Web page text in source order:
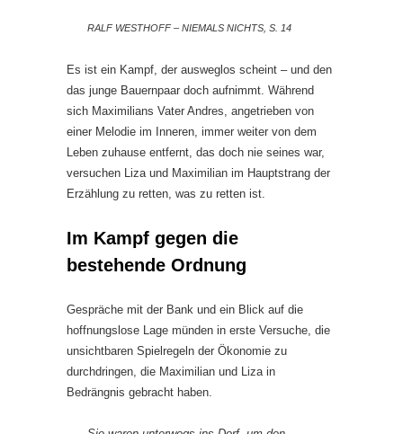
RALF WESTHOFF – NIEMALS NICHTS, S. 14
Es ist ein Kampf, der ausweglos scheint – und den
das junge Bauernpaar doch aufnimmt. Während
sich Maximilians Vater Andres, angetrieben von
einer Melodie im Inneren, immer weiter von dem
Leben zuhause entfernt, das doch nie seines war,
versuchen Liza und Maximilian im Hauptstrang der
Erzählung zu retten, was zu retten ist.
Im Kampf gegen die
bestehende Ordnung
Gespräche mit der Bank und ein Blick auf die
hoffnungslose Lage münden in erste Versuche, die
unsichtbaren Spielregeln der Ökonomie zu
durchdringen, die Maximilian und Liza in
Bedrängnis gebracht haben.